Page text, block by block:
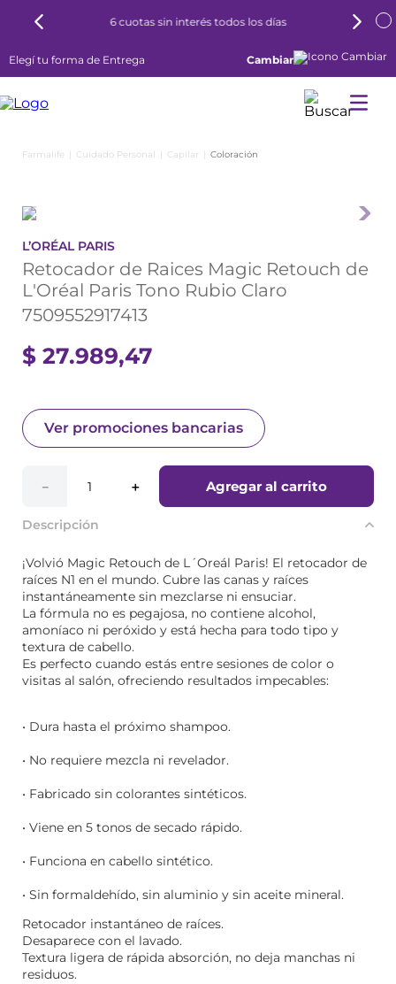
6 cuotas sin interés todos los días
Elegí tu forma de Entrega Cambiar
Cuidado Personal Capilar Coloración
L’ORÉAL PARIS
Retocador de Raices Magic Retouch de
L'Oréal Paris Tono Rubio Claro
7509552917413
$ 27.989,47
Ver promociones bancarias
＋
－ Agregar al carrito
Descripción
¡Volvió Magic Retouch de L´Oreál Paris! El retocador de
raíces N1 en el mundo. Cubre las canas y raíces
instantáneamente sin mezclarse ni ensuciar.
La fórmula no es pegajosa, no contiene alcohol,
amoníaco ni peróxido y está hecha para todo tipo y
textura de cabello.
Es perfecto cuando estás entre sesiones de color o
visitas al salón, ofreciendo resultados impecables:
• Dura hasta el próximo shampoo.
• No requiere mezcla ni revelador.
• Fabricado sin colorantes sintéticos.
• Viene en 5 tonos de secado rápido.
• Funciona en cabello sintético.
• Sin formaldehído, sin aluminio y sin aceite mineral.
Retocador instantáneo de raíces.
Desaparece con el lavado.
Textura ligera de rápida absorción, no deja manchas ni
residuos.